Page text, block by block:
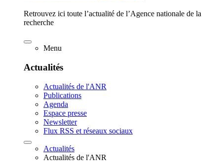
Retrouvez ici toute l’actualité de l’Agence nationale de la
recherche
Menu
Actualités
Actualités de l'ANR
Publications
Agenda
Espace presse
Newsletter
Flux RSS et réseaux sociaux
Actualités
Actualités de l'ANR